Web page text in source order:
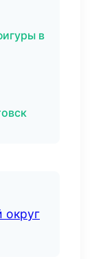
в
округ